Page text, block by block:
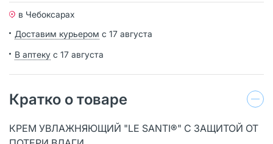
в Чебоксарах
Доставим курьером с 17 августа
В аптеку с 17 августа
Кратко о товаре
КРЕМ УВЛАЖНЯЮЩИЙ "LE SANTI®" С ЗАЩИТОЙ ОТ